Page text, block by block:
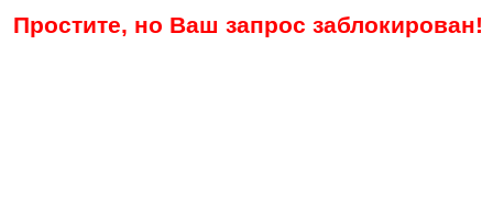
Простите, но Ваш запрос заблокирован!